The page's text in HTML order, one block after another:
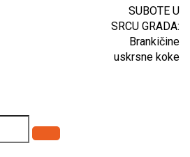
SUBOTE U
SRCU GRADA:
Brankičine
uskrsne koke
Pretraži